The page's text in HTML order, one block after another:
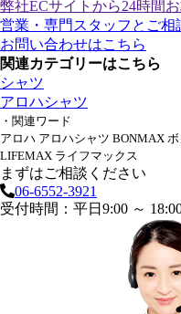
弊社ECサイトから24時間
営業・専門スタッフとご相
お問い合わせはこちら
関連カテゴリーはこちら
シャツ
アロハシャツ
・関連ワード
アロハ アロハシャツ BONMAX
LIFEMAX ライフマックス
まずはご相談ください
06-6552-3921
受付時間：平日9:00 ～